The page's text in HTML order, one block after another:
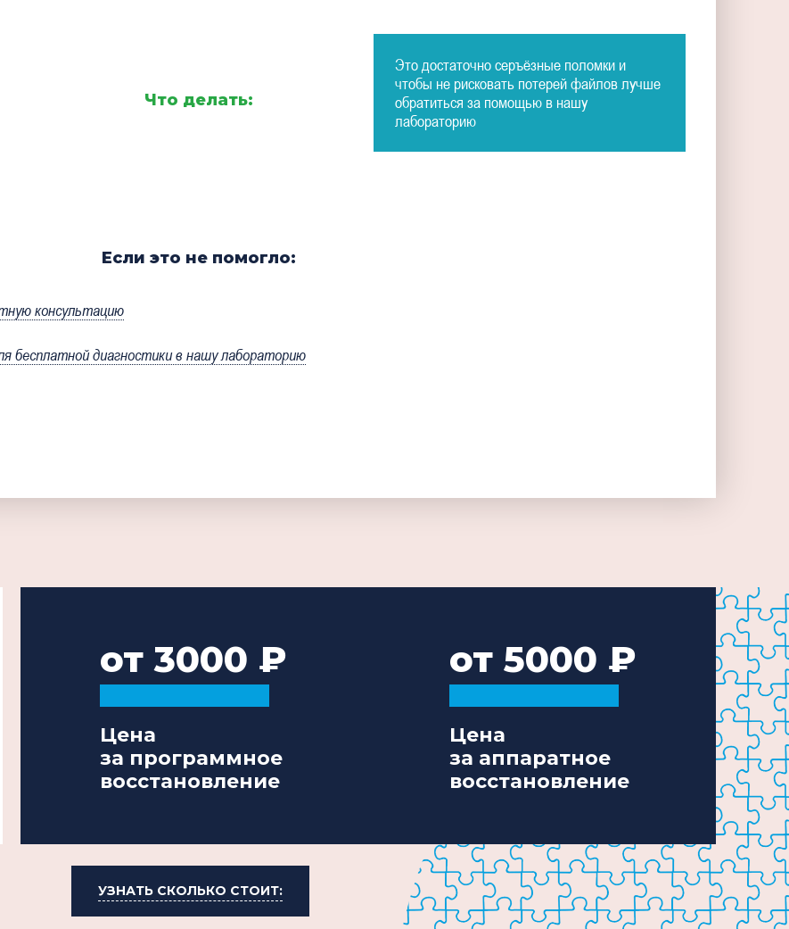
Что делать:
Это достаточно серъёзные поломки и
чтобы не рисковать потерей файлов лучше
обратиться за помощью в нашу
лабораторию
Если это не помогло:
консультацию
бесплатной диагностики в нашу лабораторию
от 3000
Цена
за программное
восстановление
от 5000
Цена
за аппаратное
восстановление
УЗНАТЬ СКОЛЬКО СТОИТ: